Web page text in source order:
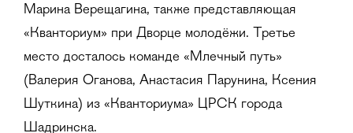
Марина Верещагина, также представляющая
«Кванториум» при Дворце молодёжи. Третье
место досталось команде «Млечный путь»
(Валерия Оганова, Анастасия Парунина, Ксения
Шуткина) из «Кванториума» ЦРСК города
Шадринска.